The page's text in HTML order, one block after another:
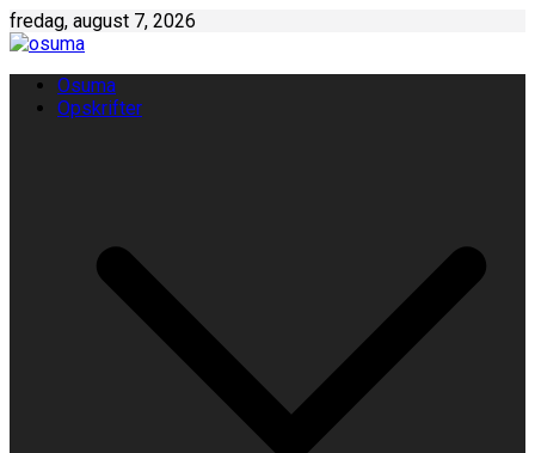
Skip
to
fredag, august 7, 2026
Osuma
Opskrifter